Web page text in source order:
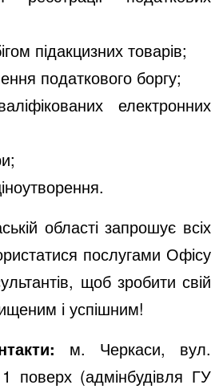
підакцизних товарів;
податкового боргу;
електронних
області запрошує всіх
послугами Офісу
щоб зробити свій
і успішним!
м. Черкаси, вул.
поверх (адмінбудівля ГУ